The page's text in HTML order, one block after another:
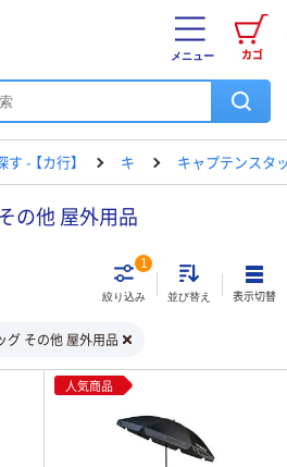
カゴ
メニュー
- 【カ行】 キ キャプテンスタ
の他 屋外用品
絞り込み
1
並び替え 表示切替
グ その他 屋外用品
人気商品